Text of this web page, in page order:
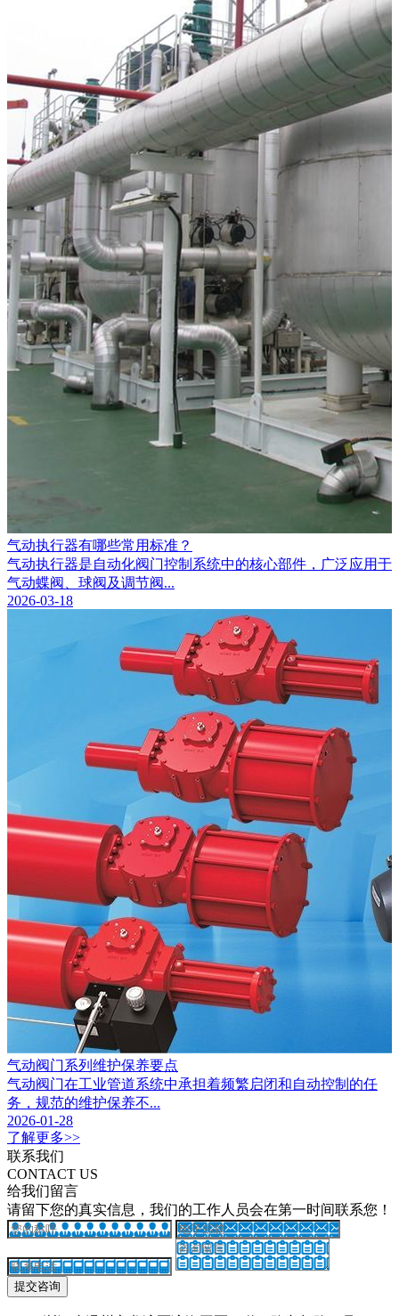
气动执行器有哪些常用标准？
气动执行器是自动化阀门控制系统中的核心部件，广泛应用于
气动蝶阀、球阀及调节阀...
2026-03-18
气动阀门系列维护保养要点
气动阀门在工业管道系统中承担着频繁启闭和自动控制的任
务，规范的维护保养不...
2026-01-28
了解更多>>
联系我们
CONTACT US
给我们留言
请留下您的真实信息，我们的工作人员会在第一时间联系您！